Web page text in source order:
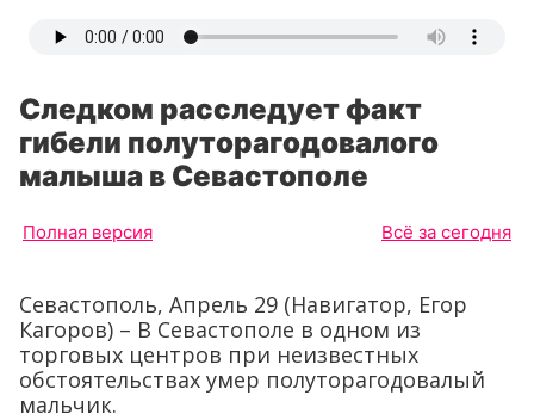
Следком расследует факт
гибели полуторагодовалого
малыша в Севастополе
Полная версия Всё за сегодня
Севастополь, Апрель 29 (Навигатор, Егор
Кагоров) – В Севастополе в одном из
торговых центров при неизвестных
обстоятельствах умер полуторагодовалый
мальчик.